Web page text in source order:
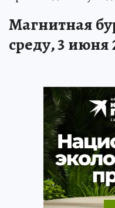
Магнитная
среду, 3 июня